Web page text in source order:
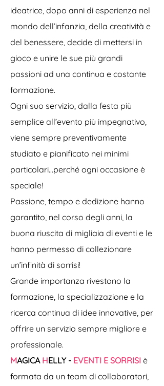
ideatrice, dopo anni di esperienza nel
mondo dell’infanzia, della creatività e
del benessere, decide di mettersi in
gioco e unire le sue più grandi
passioni ad una continua e costante
formazione.
Ogni suo servizio, dalla festa più
semplice all’evento più impegnativo,
viene sempre preventivamente
studiato e pianificato nei minimi
particolari…perché ogni occasione è
speciale!
Passione, tempo e dedizione hanno
garantito, nel corso degli anni, la
buona riuscita di migliaia di eventi e le
hanno permesso di collezionare
un’infinità di sorrisi!
Grande importanza rivestono la
formazione, la specializzazione e la
ricerca continua di idee innovative, per
offrire un servizio sempre migliore e
professionale.
MAGICA HELLY - EVENTI E SORRISI è
formata da un team di collaboratori,